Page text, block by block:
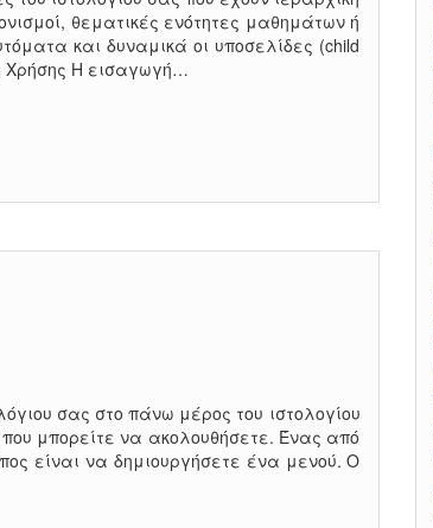
θεματικές ενότητες μαθημάτων ή
και δυναμικά οι υποσελίδες (child
Χρήσης Η εισαγωγή…
σας στο πάνω μέρος του ιστολογίου
μπορείτε να ακολουθήσετε. Ένας από
είναι να δημιουργήσετε ένα μενού. Ο